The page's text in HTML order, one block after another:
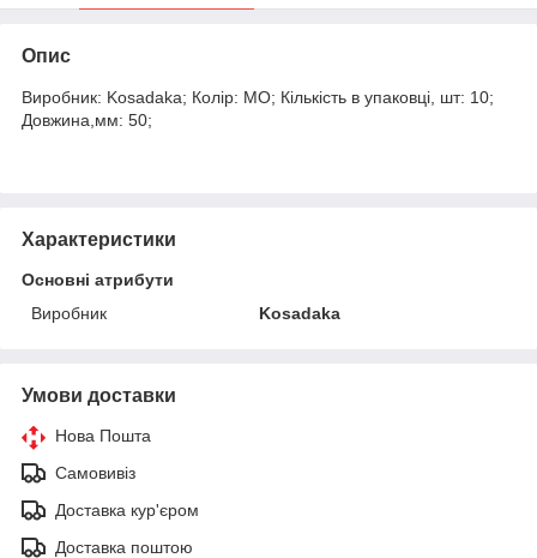
Опис
Виробник: Kosadaka; Колір: MO; Кількість в упаковці, шт: 10;
Довжина,мм: 50;
Характеристики
Основні атрибути
Виробник
Kosadaka
Умови доставки
Нова Пошта
Самовивіз
Доставка кур'єром
Доставка поштою